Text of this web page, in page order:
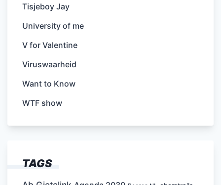
Tisjeboy Jay
University of me
V for Valentine
Viruswaarheid
Want to Know
WTF show
TAGS